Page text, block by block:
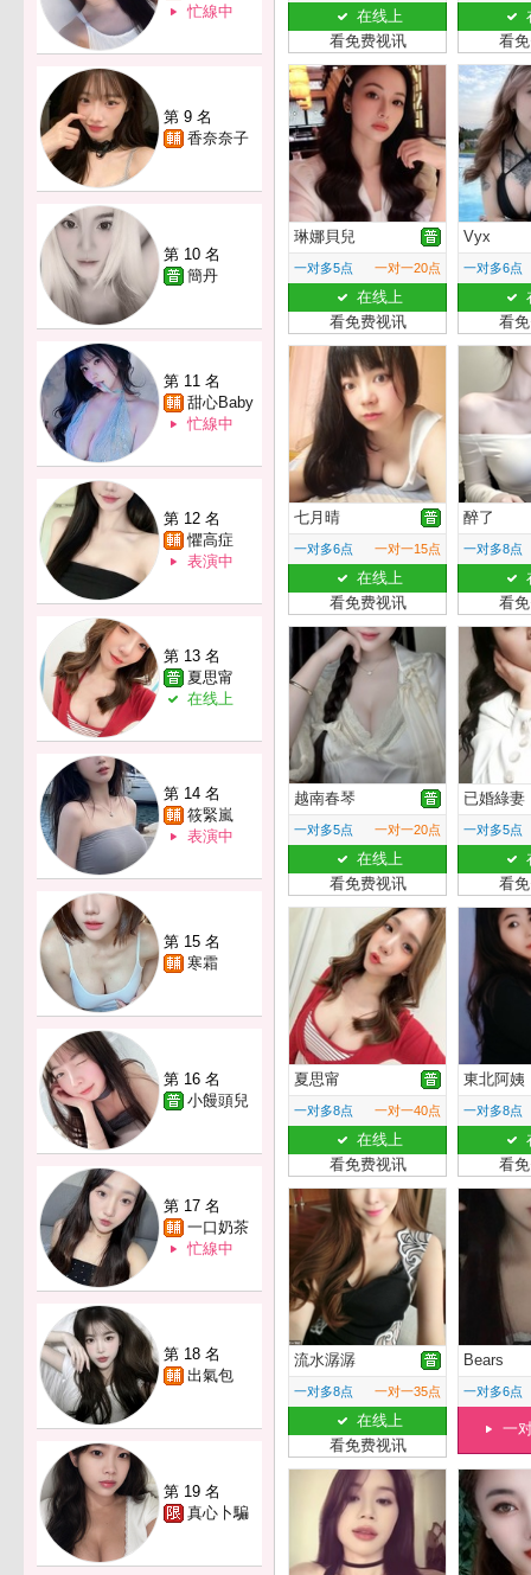
忙線中
第 9 名
香奈奈子
第 10 名
簡丹
第 11 名
甜心Baby
忙線中
第 12 名
懼高症
表演中
第 13 名
夏思甯
在线上
第 14 名
筱緊嵐
表演中
第 15 名
寒霜
第 16 名
小饅頭兒
第 17 名
一口奶茶
忙線中
第 18 名
出氣包
第 19 名
真心卜騙
在线上
看免费视讯
看
琳娜貝兒
一对多5点 一对一20点
在线上
看免费视讯
Vyx
一对多6点
看
七月晴
一对多6点 一对一15点
在线上
看免费视讯
醉了
一对多8点
看
越南春琴
一对多5点 一对一20点
在线上
看免费视讯
已婚綠妻
一对多5点
看
夏思甯
一对多8点 一对一40点
在线上
看免费视讯
東北阿姨
一对多8点
看
流水潺潺
一对多8点 一对一35点
在线上
看免费视讯
Bears
一对多6点
一